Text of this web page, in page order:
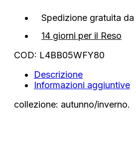
Spedizione gratuita da
14 giorni per il Reso
COD: L4BB05WFY80
Descrizione
Informazioni aggiuntive
collezione: autunno/inverno.